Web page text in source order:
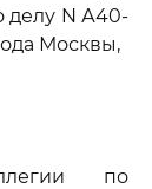
делу N А40-
Москвы,
по